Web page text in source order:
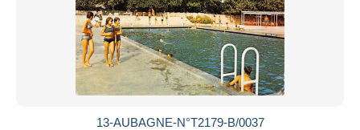
13-AUBAGNE-N°T2179-B/0037